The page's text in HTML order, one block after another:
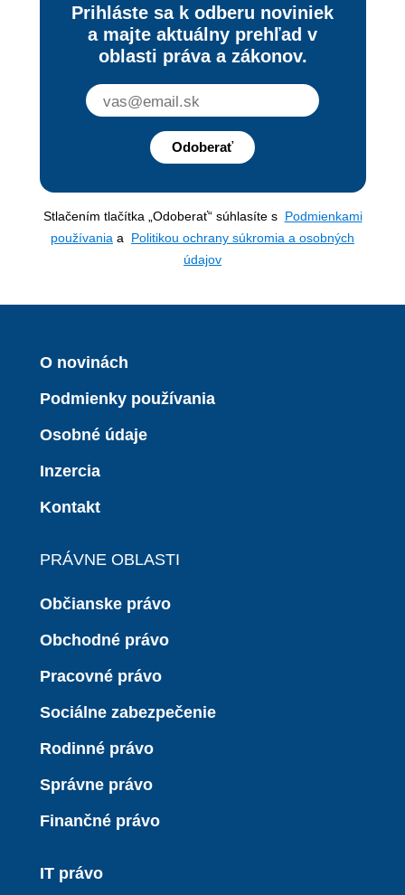
Prihláste sa k odberu noviniek
a majte aktuálny prehľad v
oblasti práva a zákonov.
Odoberať
Stlačením tlačítka „Odoberať“ súhlasíte s Podmienkami
používania a Politikou ochrany súkromia a osobných
údajov
O novinách
Podmienky používania
Osobné údaje
Inzercia
Kontakt
PRÁVNE OBLASTI
Občianske právo
Obchodné právo
Pracovné právo
Sociálne zabezpečenie
Rodinné právo
Správne právo
Finančné právo
IT právo